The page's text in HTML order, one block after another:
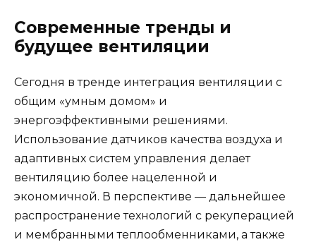
Современные тренды и
будущее вентиляции
Сегодня в тренде интеграция вентиляции с
общим «умным домом» и
энергоэффективными решениями.
Использование датчиков качества воздуха и
адаптивных систем управления делает
вентиляцию более нацеленной и
экономичной. В перспективе — дальнейшее
распространение технологий с рекуперацией
и мембранными теплообменниками, а также